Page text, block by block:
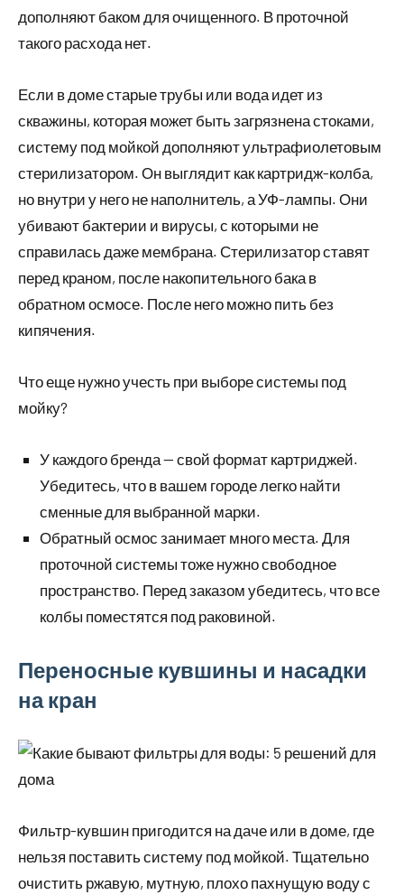
дополняют баком для очищенного. В проточной
такого расхода нет.
Если в доме старые трубы или вода идет из
скважины, которая может быть загрязнена стоками,
систему под мойкой дополняют ультрафиолетовым
стерилизатором. Он выглядит как картридж-колба,
но внутри у него не наполнитель, а УФ-лампы. Они
убивают бактерии и вирусы, с которыми не
справилась даже мембрана. Стерилизатор ставят
перед краном, после накопительного бака в
обратном осмосе. После него можно пить без
кипячения.
Что еще нужно учесть при выборе системы под
мойку?
У каждого бренда — свой формат картриджей.
Убедитесь, что в вашем городе легко найти
сменные для выбранной марки.
Обратный осмос занимает много места. Для
проточной системы тоже нужно свободное
пространство. Перед заказом убедитесь, что все
колбы поместятся под раковиной.
Переносные кувшины и насадки
на кран
Фильтр-кувшин пригодится на даче или в доме, где
нельзя поставить систему под мойкой. Тщательно
очистить ржавую, мутную, плохо пахнущую воду с